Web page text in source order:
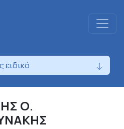
ειδικό
Ο.